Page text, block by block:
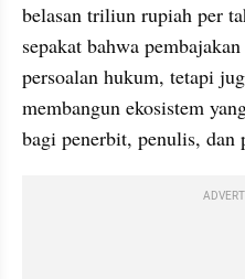
belasan triliun rupiah per
sepakat bahwa
persoalan hukum, tetapi
membangun ekosistem
bagi penerbit, penulis, dan